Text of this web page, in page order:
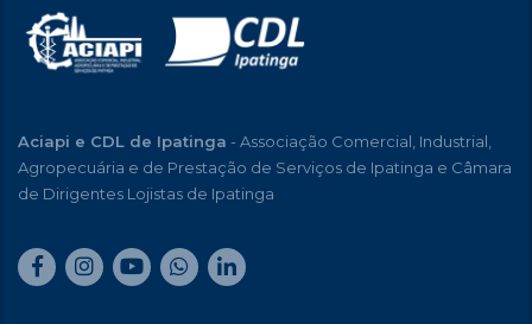
Aciapi e CDL de Ipatinga - Associação Comercial, Industrial,
Agropecuária e de Prestação de Serviços de Ipatinga e Câmara
de Dirigentes Lojistas de Ipatinga